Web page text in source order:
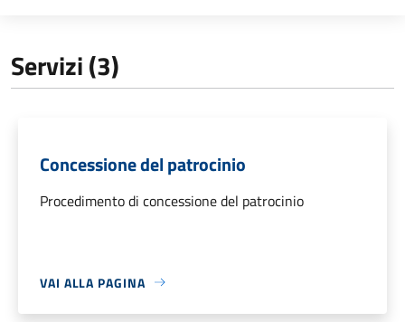
Servizi (3)
Concessione del patrocinio
Procedimento di concessione del patrocinio
VAI ALLA PAGINA